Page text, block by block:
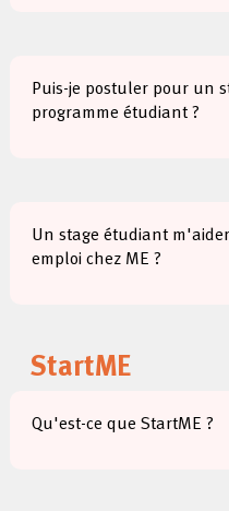
Puis-je postuler pour un
programme étudiant ?
Un stage étudiant
emploi chez ME ?
StartME
Qu'est-ce que StartME ?